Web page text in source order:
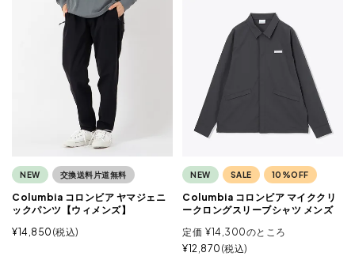
NEW 交換送料片道無料
Columbia コロンビア ヤマジェニ
ックパンツ【ウィメンズ】
¥14,850 税込
NEW SALE 10%OFF
Columbia コロンビア マイククリ
ークロングスリーブシャツ メンズ
定価 ¥14,300のところ
¥12,870 税込